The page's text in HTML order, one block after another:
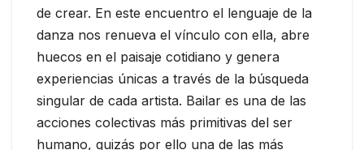
de crear. En este encuentro el lenguaje de la
danza nos renueva el vínculo con ella, abre
huecos en el paisaje cotidiano y genera
experiencias únicas a través de la búsqueda
singular de cada artista. Bailar es una de las
acciones colectivas más primitivas del ser
humano, quizás por ello una de las más